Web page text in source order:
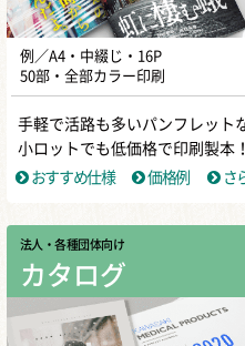
例／A4・中綴じ・16P
50部・全部カラー印刷
手軽で活路も多いパンフレット
小ロットでも低価格で印刷製本！
おすすめ仕様
価格例 さ
法人・各種団体向け
カタログ